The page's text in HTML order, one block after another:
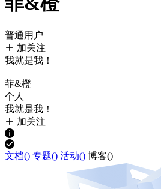
普通用户
加关注
我就是我！
菲&橙
个人
我就是我！
加关注
文档() 专题() 活动() 博客()